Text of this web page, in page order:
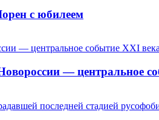
с юбилеем
— центральное